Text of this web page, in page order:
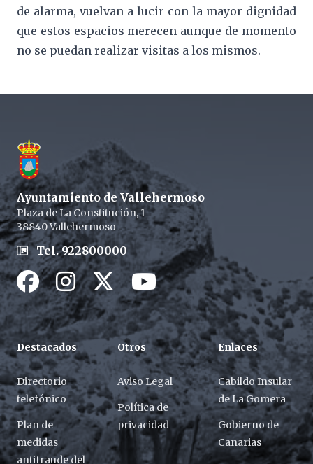
de alarma, vuelvan a lucir con la mayor dignidad
que estos espacios merecen aunque de momento
no se puedan realizar visitas a los mismos.
Ayuntamiento de Vallehermoso
Plaza de La Constitución, 1
38840 Vallehermoso
Tel. 922800000
FacebookInstagramTwitter / XYoutube / X
Destacados
Directorio
telefónico
Plan de
medidas
antifraude del
Otros
Aviso Legal
Política de
privacidad
Enlaces
Cabildo Insular
de La Gomera
Gobierno de
Canarias